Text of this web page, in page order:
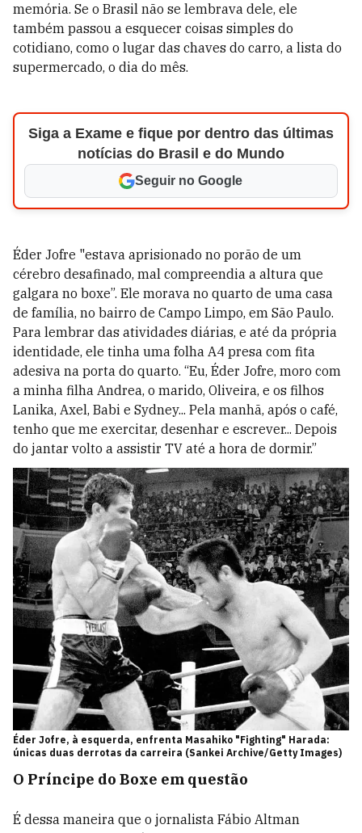
memória. Se o Brasil não se lembrava dele, ele
também passou a esquecer coisas simples do
cotidiano, como o lugar das chaves do carro, a lista do
supermercado, o dia do mês.
Siga a Exame e fique por dentro das últimas
notícias do Brasil e do Mundo
Seguir no Google
Éder Jofre "estava aprisionado no porão de um
cérebro desafinado, mal compreendia a altura que
galgara no boxe”. Ele morava no quarto de uma casa
de família, no bairro de Campo Limpo, em São Paulo.
Para lembrar das atividades diárias, e até da própria
identidade, ele tinha uma folha A4 presa com fita
adesiva na porta do quarto. “Eu, Éder Jofre, moro com
a minha filha Andrea, o marido, Oliveira, e os filhos
Lanika, Axel, Babi e Sydney... Pela manhã, após o café,
tenho que me exercitar, desenhar e escrever... Depois
do jantar volto a assistir TV até a hora de dormir.”
Éder Jofre, à esquerda, enfrenta Masahiko "Fighting" Harada:
únicas duas derrotas da carreira (Sankei Archive/Getty Images)
O Príncipe do Boxe em questão
É dessa maneira que o jornalista Fábio Altman